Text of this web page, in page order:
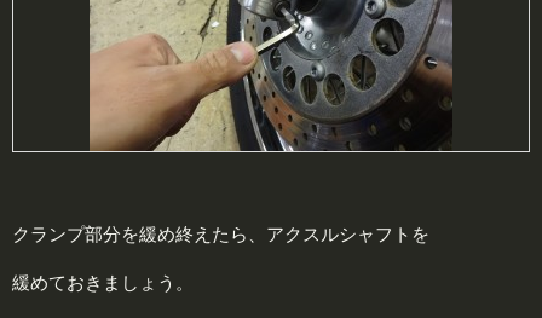
クランプ部分を緩め終えたら、アクスルシャフトを
緩めておきましょう。